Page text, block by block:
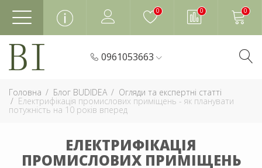
0 0 0
0961053663
Головна Блог BUDIDEA Огляди та експертні статті
Електрифікація промислових приміщень - як планувати
потужність на 10 років вперед
ЕЛЕКТРИФІКАЦІЯ
ПРОМИСЛОВИХ ПРИМІЩЕНЬ